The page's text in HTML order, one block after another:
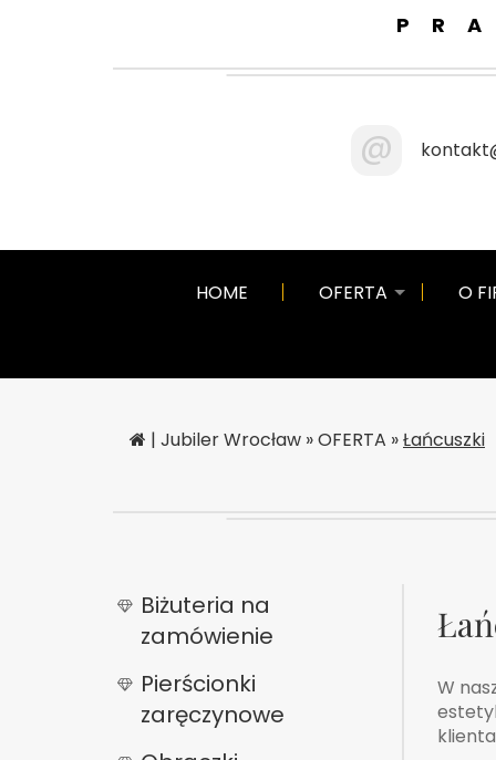
@
HOME OFERTA O
| Jubiler Wrocław »OFERTA »Łańcuszki
Biżuteria na
zamówienie
Pierścionki
zaręczynowe
W